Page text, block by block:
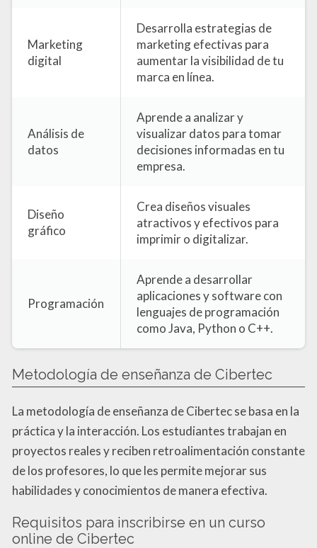
Marketing
digital
Desarrolla estrategias de
marketing efectivas para
aumentar la visibilidad de tu
marca en línea.
Análisis de
datos
Aprende a analizar y
visualizar datos para tomar
decisiones informadas en tu
empresa.
Diseño
gráfico
Crea diseños visuales
atractivos y efectivos para
imprimir o digitalizar.
Programación
Aprende a desarrollar
aplicaciones y software con
lenguajes de programación
como Java, Python o C++.
Metodología de enseñanza de Cibertec
La metodología de enseñanza de Cibertec se basa en la
práctica y la interacción. Los estudiantes trabajan en
proyectos reales y reciben retroalimentación constante
de los profesores, lo que les permite mejorar sus
habilidades y conocimientos de manera efectiva.
Requisitos para inscribirse en un curso
online de Cibertec